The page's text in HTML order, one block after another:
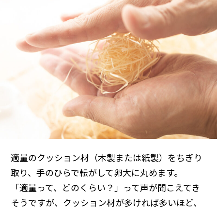
適量のクッション材（木製または紙製）をちぎり
取り、手のひらで転がして卵大に丸めます。
「適量って、どのくらい？」って声が聞こえてき
そうですが、クッション材が多ければ多いほど、